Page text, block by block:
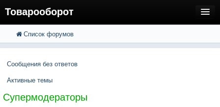
Товарооборот
FAQ
Вход
Расширенный поиск
Список форумов
Сообщения без ответов
Активные темы
Супермодераторы